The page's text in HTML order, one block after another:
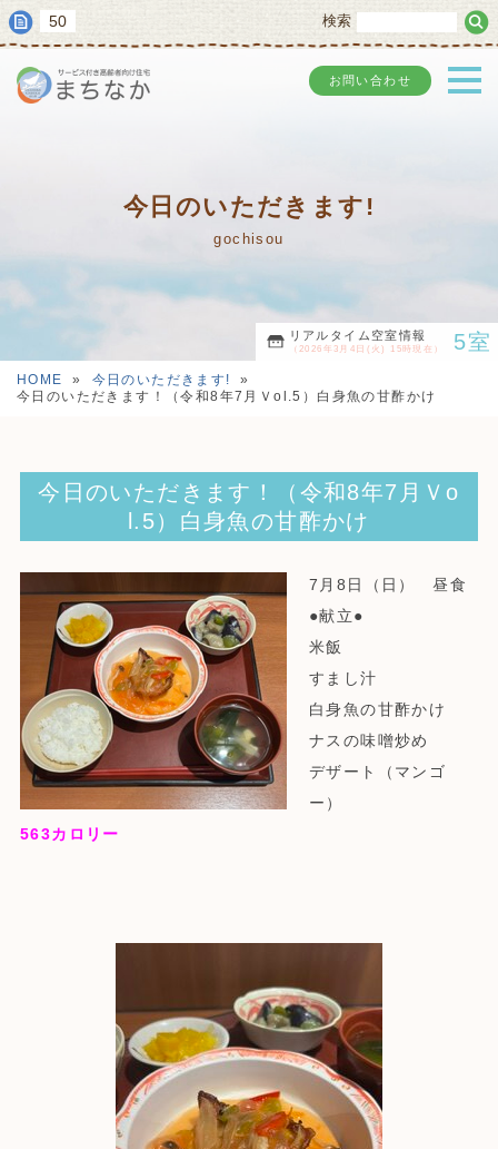
検索
50
お問い合わせ
リアルタイム空室情報
（2026年3月4日(火) 15時現在） 5室
今日のいただきます!
gochisou
HOME » 今日のいただきます!
»
今日のいただきます！（令和8年7月Ｖol.5）白身魚の甘酢かけ
今日のいただきます！（令和8年7月Ｖo
l.5）白身魚の甘酢かけ
7月8日（日） 昼食
●献立●
米飯
すまし汁
白身魚の甘酢かけ
ナスの味噌炒め
デザート（マンゴ
ー）
563カロリー